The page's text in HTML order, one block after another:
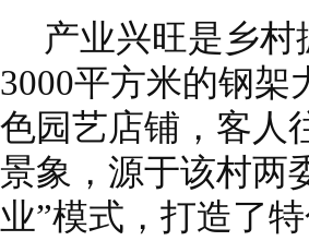
产业兴旺是乡村
3000平方米的钢
色园艺店铺，客人
景象，源于该村两
业”模式，打造了